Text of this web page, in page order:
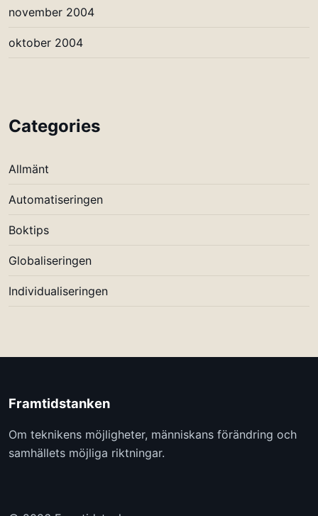
november 2004
oktober 2004
Categories
Allmänt
Automatiseringen
Boktips
Globaliseringen
Individualiseringen
Framtidstanken
Om teknikens möjligheter, människans förändring och
samhällets möjliga riktningar.